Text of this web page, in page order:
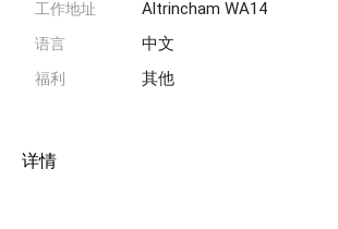
工作地址 Altrincham WA14
语言 中文
福利 其他
详情